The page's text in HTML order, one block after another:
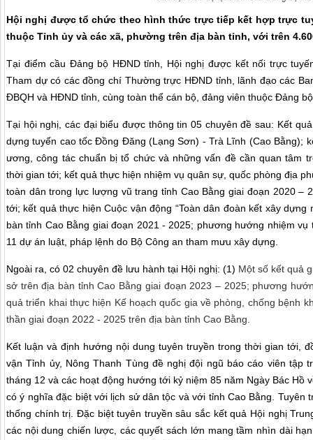
Hội nghị được tổ chức theo hình thức trực tiếp kết hợp trực
thuộc Tỉnh ủy và các xã, phường trên địa bàn tỉnh, với trên
Tại điểm cầu Đảng bộ HĐND tỉnh, Hội nghị được kết nối trực
Tham dự có các đồng chí Thường trực HĐND tỉnh, lãnh đạo các
ĐBQH và HĐND tỉnh, cùng toàn thể cán bộ, đảng viên thuộc Đảng
Tại hội nghị, các đại biểu được thông tin 05 chuyên đề sau: Kết
dựng tuyến cao tốc Đồng Đăng (Lạng Sơn) - Trà Lĩnh (Cao Bằng);
ương, công tác chuẩn bị tổ chức và những vấn đề cần quan tâm
thời gian tới; kết quả thực hiện nhiệm vụ quân sự, quốc phòng địa
toàn dân trong lực lượng vũ trang tỉnh Cao Bằng giai đoạn 2020 –
tới; kết quả thực hiện Cuộc vận động “Toàn dân đoàn kết xây dựng
bàn tỉnh Cao Bằng giai đoạn 2021 - 2025; phương hướng nhiệm
11 dự án luật, pháp lệnh do Bộ Công an tham mưu xây dựng.
Ngoài ra, có 02 chuyên đề lưu hành tại Hội nghị: (1) Một số kết quả
sở trên địa bàn tỉnh Cao Bằng giai đoạn 2023 – 2025; phương
quả triển khai thực hiện Kế hoạch quốc gia về phòng, chống bệnh
thần giai đoạn 2022 - 2025 trên địa bàn tỉnh Cao Bằng.
Kết luận và định hướng nội dung tuyên truyền trong thời gian tới,
vận Tỉnh ủy, Nông Thanh Tùng đề nghị đội ngũ báo cáo viên tập
tháng 12 và các hoạt động hướng tới kỷ niệm 85 năm Ngày Bác Hồ
có ý nghĩa đặc biệt với lịch sử dân tộc và với tỉnh Cao Bằng. Tuyên
thống chính trị. Đặc biệt tuyên truyền sâu sắc kết quả Hội nghị
các nội dung chiến lược, các quyết sách lớn mang tầm nhìn dài